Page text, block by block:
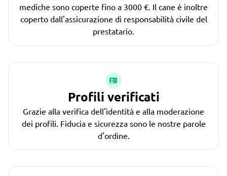
mediche sono coperte fino a 3000 €. Il cane è inoltre
coperto dall'assicurazione di responsabilità civile del
prestatario.
Profili verificati
Grazie alla verifica dell'identità e alla moderazione
dei profili. Fiducia e sicurezza sono le nostre parole
d'ordine.